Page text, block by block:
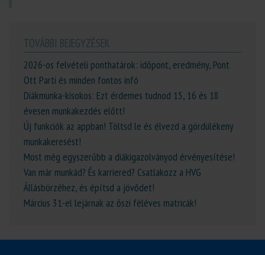
TOVÁBBI BEJEGYZÉSEK
2026-os felvételi ponthatárok: időpont, eredmény, Pont
Ott Parti és minden fontos infó
Diákmunka-kisokos: Ezt érdemes tudnod 15, 16 és 18
évesen munkakezdés előtt!
Új funkciók az appban! Töltsd le és élvezd a gördülékeny
munkakeresést!
Most még egyszerűbb a diákigazolványod érvényesítése!
Van már munkád? És karriered? Csatlakozz a HVG
Állásbörzéhez, és építsd a jövődet!
Március 31-el lejárnak az őszi féléves matricák!